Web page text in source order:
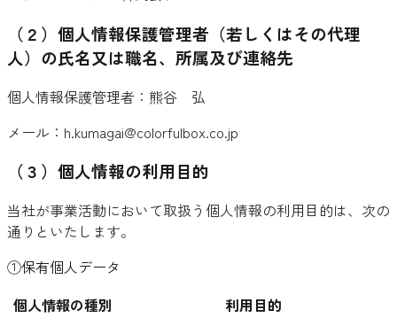
（２）個人情報保護管理者（若しくはその代理
人）の氏名又は職名、所属及び連絡先
個人情報保護管理者：熊谷 弘
メール： h.kumagai@colorfulbox.co.jp
（３）個人情報の利用目的
当社が事業活動において取扱う個人情報の利用目的は、次の
通りといたします。
①保有個人データ
個人情報の種別
利用目的